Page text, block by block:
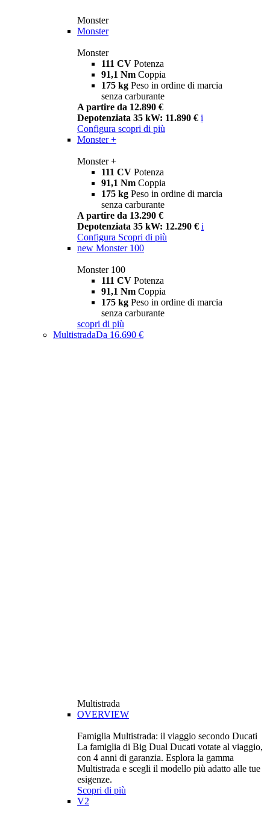
Monster
Monster
Monster
111 CV Potenza
91,1 Nm Coppia
175 kg Peso in ordine di marcia
senza carburante
A partire da 12.890 €
Depotenziata 35 kW: 11.890 € i
Configura scopri di più
Monster +
Monster +
111 CV Potenza
91,1 Nm Coppia
175 kg Peso in ordine di marcia
senza carburante
A partire da 13.290 €
Depotenziata 35 kW: 12.290 € i
Configura Scopri di più
new Monster 100
Monster 100
111 CV Potenza
91,1 Nm Coppia
175 kg Peso in ordine di marcia
senza carburante
scopri di più
MultistradaDa 16.690 €
Multistrada
OVERVIEW
Famiglia Multistrada: il viaggio secondo Ducati
La famiglia di Big Dual Ducati votate al viaggio,
con 4 anni di garanzia. Esplora la gamma
Multistrada e scegli il modello più adatto alle tue
esigenze.
Scopri di più
V2